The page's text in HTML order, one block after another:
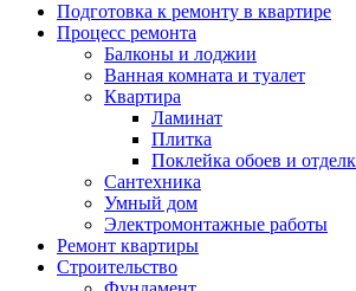
Подготовка к ремонту в квартире
Процесс ремонта
Балконы и лоджии
Ванная комната и туалет
Квартира
Ламинат
Плитка
Поклейка обоев и
Сантехника
Умный дом
Электромонтажные работы
Ремонт квартиры
Строительство